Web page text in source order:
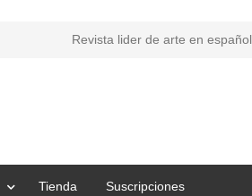
Revista lider de arte en español
Tienda Suscripciones